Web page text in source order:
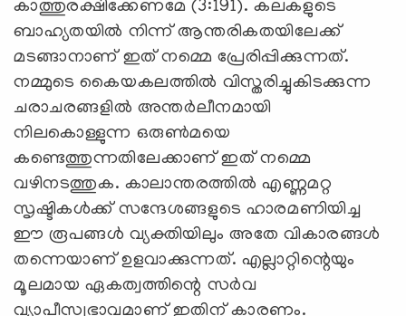
കാത്തുരക്ഷിക്കേണമേ (3:191). കലകളുടെ
ബാഹ്യതയില്‍ നിന്ന്‌ ആന്തരികതയിലേക്ക്‌
മടങ്ങാനാണ്‌ ഇത്‌ നമ്മെ പ്രേരിപ്പിക്കുന്നത്‌.
നമ്മുടെ കൈയകലത്തില്‍ വിസ്തരിച്ചുകിടക്കുന്ന
ചരാചരങ്ങളില്‍ അന്തര്‍ലീനമായി
നിലകൊള്ളുന്ന ഒരുണ്‍മയെ
കണ്ടെത്തുന്നതിലേക്കാണ്‌ ഇത്‌ നമ്മെ
വഴിനടത്തുക. കാലാന്തരത്തില്‍ എണ്ണമറ്റ
സൃഷ്ടികള്‍ക്ക്‌ സന്ദേശങ്ങളുടെ ഹാരമണിയിച്ച
ഈ രൂപങ്ങള്‍ വ്യക്തിയിലും അതേ വികാരങ്ങള്‍
തന്നെയാണ്‌ ഉളവാക്കുന്നത്‌. എല്ലാറ്റിന്റെയും
മൂലമായ ഏകത്വത്തിന്റെ സർവ
വ്യാപീസ്വഭാവമാണ്‌ ഇതിന്‌ കാരണം.